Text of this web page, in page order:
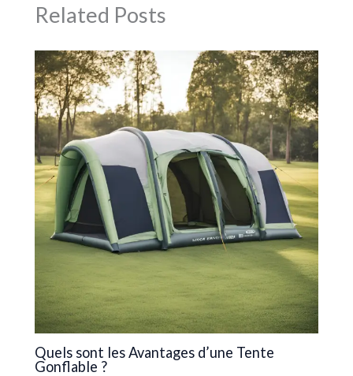
Related Posts
Quels sont les Avantages d’une Tente
Gonflable ?